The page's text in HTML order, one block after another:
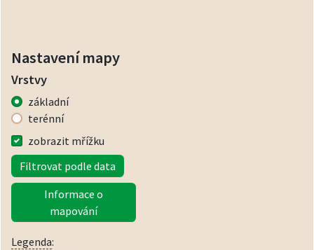
Nastavení mapy
Vrstvy
základní
terénní
zobrazit mřížku
Filtrovat podle data
Informace o
mapování
Legenda: